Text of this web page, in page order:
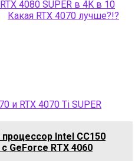
4080 SUPER в 4K в 10
Какая RTX 4070 лучше?!?
и RTX 4070 Ti SUPER
Intel CC150
GeForce RTX 4060